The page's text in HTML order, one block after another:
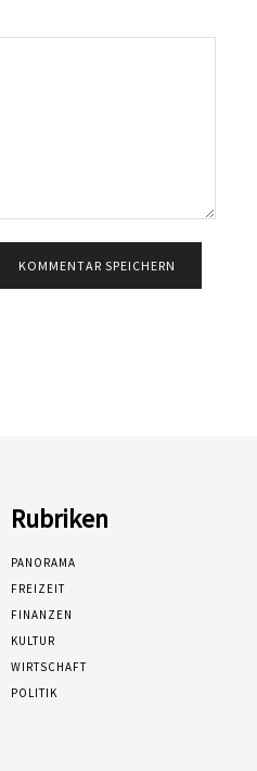
Rubriken
PANORAMA
FREIZEIT
FINANZEN
KULTUR
WIRTSCHAFT
POLITIK